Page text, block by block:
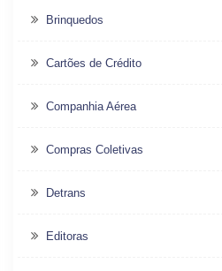
Brinquedos
Cartões de Crédito
Companhia Aérea
Compras Coletivas
Detrans
Editoras